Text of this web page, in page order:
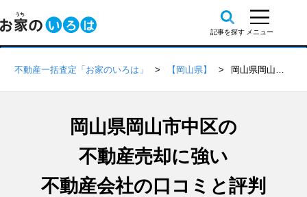
不動産一括査定「お家のいろは」 【岡山県】 岡山県岡山市中区の不動産会社 口コミ・評判一覧
岡山県岡山市中区の
不動産売却に強い
不動産会社の口コミと評判